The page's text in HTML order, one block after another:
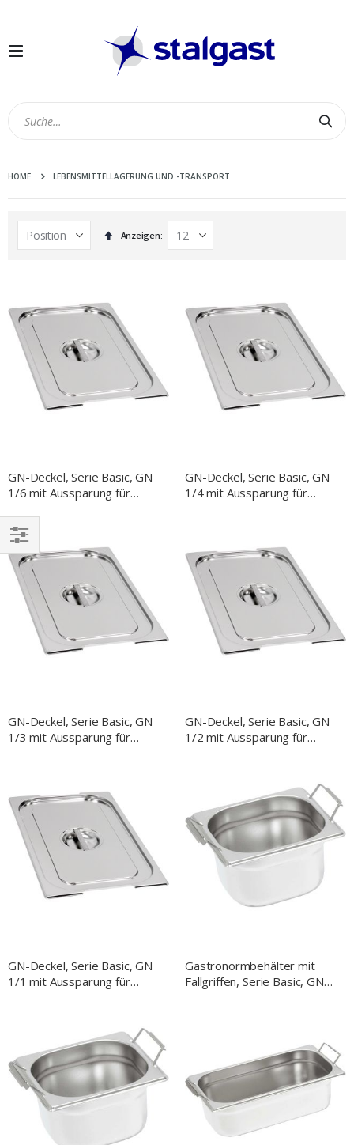
Navigation
HOME LEBENSMITTELLAGERUNG UND -TRANSPORT
In
absteigender
Anzeigen
GN-Deckel, Serie Basic, GN
1/6 mit Aussparung für
GN-Deckel, Serie Basic, GN
1/4 mit Aussparung für
GN-Deckel, Serie Basic, GN
1/3 mit Aussparung für
GN-Deckel, Serie Basic, GN
1/2 mit Aussparung für
GN-Deckel, Serie Basic, GN
1/1 mit Aussparung für
Gastronormbehälter mit
Fallgriffen, Serie Basic, GN
EINKAUFEN
NACH